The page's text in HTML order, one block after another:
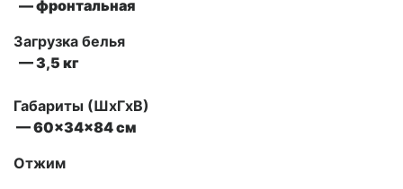
— фронтальная
Загрузка белья
— 3,5 кг
Габариты (ШxГxВ)
— 60x34x84 см
Отжим